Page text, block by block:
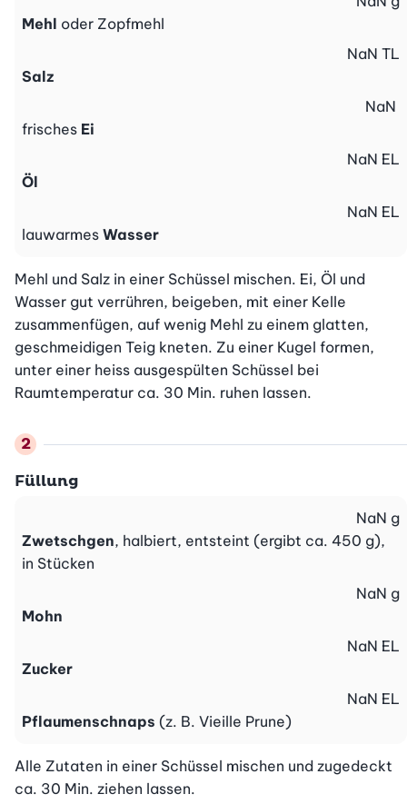
Mehl oder Zopfmehl
Salz
NaN TL
frisches Ei
NaN
Öl
NaN EL
lauwarmes Wasser
NaN EL
Mehl und Salz in einer Schüssel mischen. Ei, Öl und
Wasser gut verrühren, beigeben, mit einer Kelle
zusammenfügen, auf wenig Mehl zu einem glatten,
geschmeidigen Teig kneten. Zu einer Kugel formen,
unter einer heiss ausgespülten Schüssel bei
Raumtemperatur ca. 30 Min. ruhen lassen.
Füllung
Zwetschgen, halbiert, entsteint (ergibt ca. 450 g),
in Stücken
NaN g
Mohn
NaN g
Zucker
NaN EL
Pflaumenschnaps (z. B. Vieille Prune)
NaN EL
Alle Zutaten in einer Schüssel mischen und zugedeckt
ca. 30 Min. ziehen lassen.